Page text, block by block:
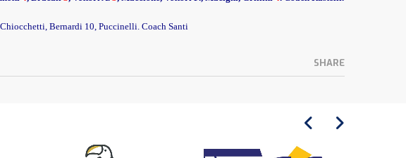
Bernardi 10, Puccinelli. Coach Santi
SHARE